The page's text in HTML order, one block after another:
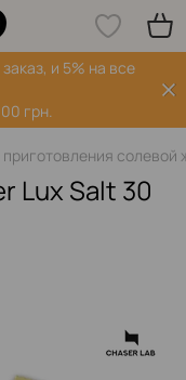
и 5% на все
грн.
солевой
Lux Salt 30